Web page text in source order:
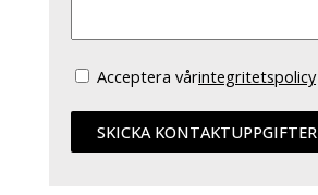
Acceptera vårintegritetspolicy